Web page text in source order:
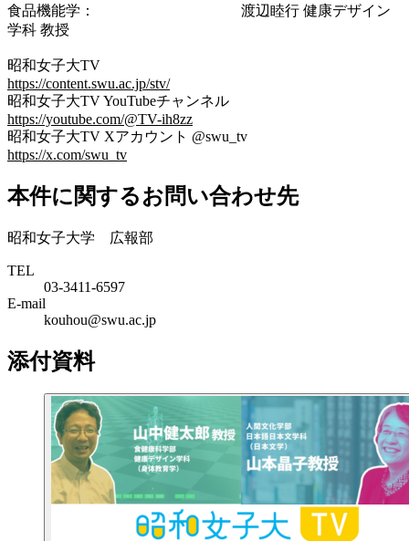
食品機能学： 渡辺睦行 健康デザイン
学科 教授
昭和女子大TV
https://content.swu.ac.jp/stv/
昭和女子大TVYouTubeチャンネル
https://youtube.com/@TV-ih8zz
昭和女子大TV Xアカウント @swu_tv
https://x.com/swu_tv
本件に関するお問い合わせ先
昭和女子大学 広報部
TEL
03-3411-6597
E-mail
kouhou@swu.ac.jp
添付資料